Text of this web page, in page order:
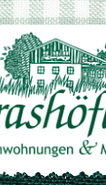
UND MARKT